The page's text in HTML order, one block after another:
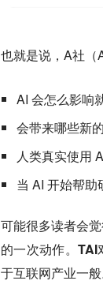
也就是说，A社（
AI 会怎么影响
会带来哪些新
人类真实使用
当 AI 开始帮助
可能很多读者会
的一次动作。
于互联网产业一